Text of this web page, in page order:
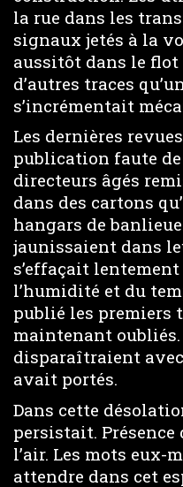
la rue dans les
signaux jetés à la
aussitôt dans le
d’autres traces
s’incrémentait
Les dernières
publication faute
directeurs âgés
dans des cartons
hangars de
jaunissaient dans
s’effaçait lentement
l’humidité et du
publié les premiers
maintenant oubliés.
disparaîtraient
avait portés.
Dans cette
persistait.
l’air. Les mots eux-
attendre dans cet